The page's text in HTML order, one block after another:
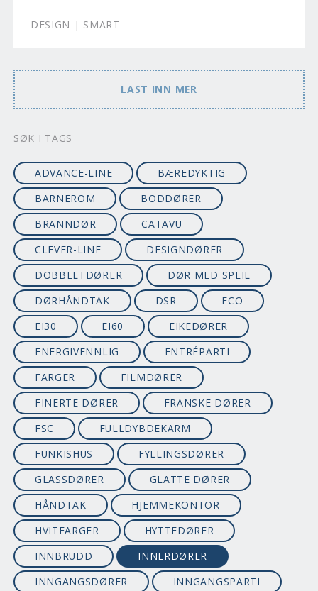
DESIGN | SMART
LAST INN MER
SØK I TAGS
ADVANCE-LINE
BÆREDYKTIG
BARNEROM
BODDØRER
BRANNDØR
CATAVU
CLEVER-LINE
DESIGNDØRER
DOBBELTDØRER
DØR MED SPEIL
DØRHÅNDTAK
DSR
ECO
EI30
EI60
EIKEDØRER
ENERGIVENNLIG
ENTRÉPARTI
FARGER
FILMDØRER
FINERTE DØRER
FRANSKE DØRER
FSC
FULLDYBDEKARM
FUNKISHUS
FYLLINGSDØRER
GLASSDØRER
GLATTE DØRER
HÅNDTAK
HJEMMEKONTOR
HVITFARGER
HYTTEDØRER
INNBRUDD
INNERDØRER
INNGANGSDØRER
INNGANGSPARTI